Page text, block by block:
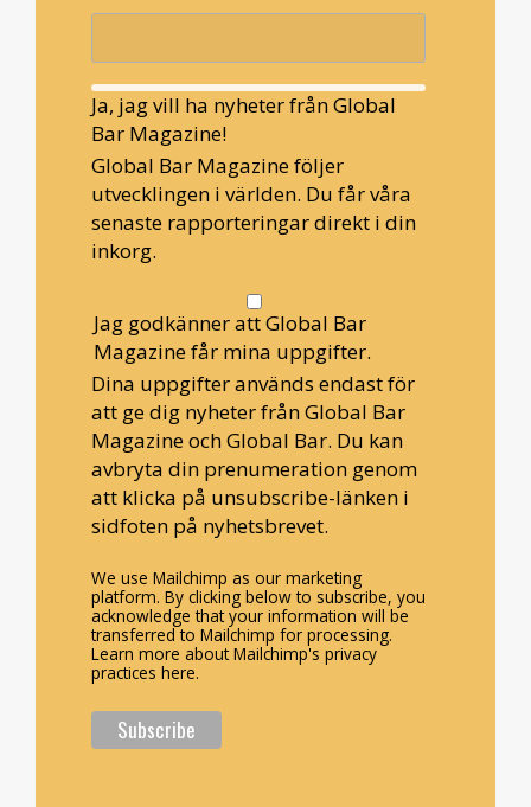
Ja, jag vill ha nyheter från Global
Bar Magazine!
Global Bar Magazine följer
utvecklingen i världen. Du får våra
senaste rapporteringar direkt i din
inkorg.
Jag godkänner att Global Bar
Magazine får mina uppgifter.
Dina uppgifter används endast för
att ge dig nyheter från Global Bar
Magazine och Global Bar. Du kan
avbryta din prenumeration genom
att klicka på unsubscribe-länken i
sidfoten på nyhetsbrevet.
We use Mailchimp as our marketing
platform. By clicking below to subscribe, you
acknowledge that your information will be
transferred to Mailchimp for processing.
Learn more about Mailchimp's privacy
practices here.